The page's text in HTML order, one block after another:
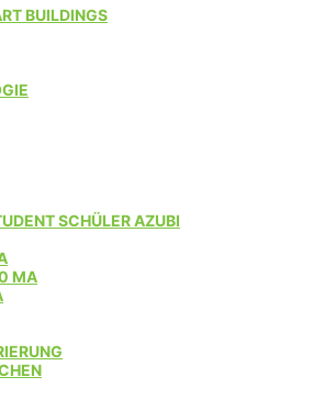
BUILDINGS
SCHÜLER AZUBI
MA